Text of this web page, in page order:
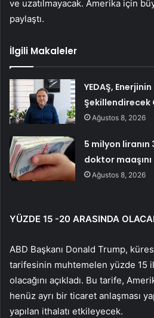
ve uzatılmayacak. Amerika için
paylaştı.
İlgili Makaleler
YEDAŞ,
Şekillendirecek
Ağustos 8, 2026
5 milyon
doktor maaşını
Ağustos 8, 2026
YÜZDE 15 -20 ARASINDA
ABD Başkanı Donald Trump,
tarifesinin muhtemelen yüzde 15
olacağını açıkladı. Bu tarife,
henüz ayrı bir ticaret anlaşması
yapılan ithalatı etkileyecek.